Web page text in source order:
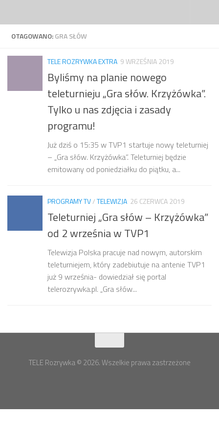
OTAGOWANO:GRA SŁÓW
TELE ROZRYWKA EXTRA 9 WRZEŚNIA 2019
Byliśmy na planie nowego
teleturnieju „Gra słów. Krzyżówka”.
Tylko u nas zdjęcia i zasady
programu!
Już dziś o 15:35 w TVP1 startuje nowy teleturniej
– „Gra słów. Krzyżówka”. Teleturniej będzie
emitowany od poniedziałku do piątku, a...
PROGRAMY TV/TELEWIZJA 26 CZERWCA 2019
Teleturniej „Gra słów – Krzyżówka”
od 2 września w TVP1
Telewizja Polska pracuje nad nowym, autorskim
teleturniejem, który zadebiutuje na antenie TVP1
już 9 września- dowiedział się portal
telerozrywka.pl. „Gra słów...
TELE Rozrywka © 2026. Wszelkie prawa zastrzeżone